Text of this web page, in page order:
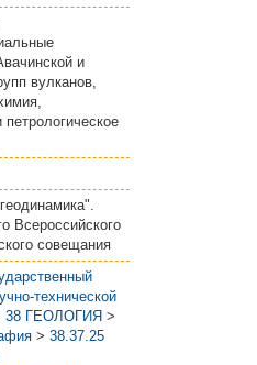
и
вулканов,
Всероссийского
совещания
технической
38 ГЕОЛОГИЯ >
> 38.37.25